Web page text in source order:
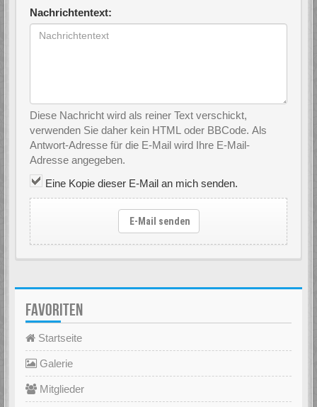
Nachrichtentext:
Diese Nachricht wird als reiner Text verschickt,
verwenden Sie daher kein HTML oder BBCode. Als
Antwort-Adresse für die E-Mail wird Ihre E-Mail-
Adresse angegeben.
Eine Kopie dieser E-Mail an mich senden.
E-Mail senden
FAVORITEN
Startseite
Galerie
Mitglieder